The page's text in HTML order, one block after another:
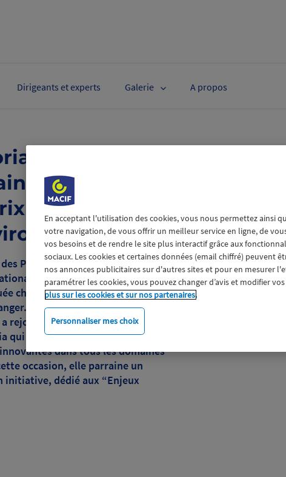
Dirigeants et experts Galerie A propos
2024 : La
un tout
dédié aux
Prix Territoria à l’Hôtel de
en présence de Sophie
chargée du Commerce extérieur
Cette année et pour la
rejoint le club des partenaires de
qui s'attache à identifier et à
dans tous les domaines
occasion, elle parraine un
initiative, dédié aux “Enjeux
En acceptant l'utilisation des cookies, vous nous permettez ainsi
votre navigation, de vous offrir un meilleur service en ligne, de
vos besoins et de rendre le site plus interactif grâce aux
sociaux. Les cookies et certaines données (email chiffré) peuvent
nos annonces publicitaires sur d'autres sites et pour en mesurer
paramétrer les cookies, vous pouvez changer d’avis et modifier
plus sur les cookies et sur nos partenaires.
Personnaliser mes choix